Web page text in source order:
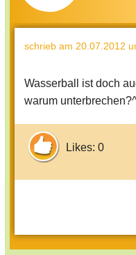
schrieb am 20.07.2012
Wasserball ist doch
warum
Likes: 0